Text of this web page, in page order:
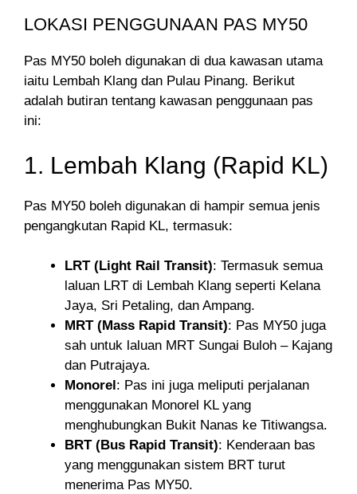
LOKASI PENGGUNAAN PAS MY50
Pas MY50 boleh digunakan di dua kawasan utama
iaitu Lembah Klang dan Pulau Pinang. Berikut
adalah butiran tentang kawasan penggunaan pas
ini:
1. Lembah Klang (Rapid KL)
Pas MY50 boleh digunakan di hampir semua jenis
pengangkutan Rapid KL, termasuk:
LRT (Light Rail Transit): Termasuk semua
laluan LRT di Lembah Klang seperti Kelana
Jaya, Sri Petaling, dan Ampang.
MRT (Mass Rapid Transit): Pas MY50 juga
sah untuk laluan MRT Sungai Buloh – Kajang
dan Putrajaya.
Monorel : Pas ini juga meliputi perjalanan
menggunakan Monorel KL yang
menghubungkan Bukit Nanas ke Titiwangsa.
BRT (Bus Rapid Transit): Kenderaan bas
yang menggunakan sistem BRT turut
menerima Pas MY50.